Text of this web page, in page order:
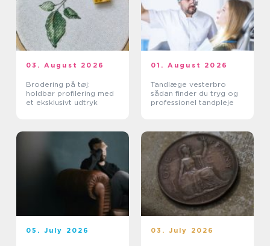
03. August 2026
Brodering på tøj:
holdbar profilering med
et eksklusivt udtryk
01. August 2026
Tandlæge vesterbro
sådan finder du tryg og
professionel tandpleje
05. July 2026 03. July 2026